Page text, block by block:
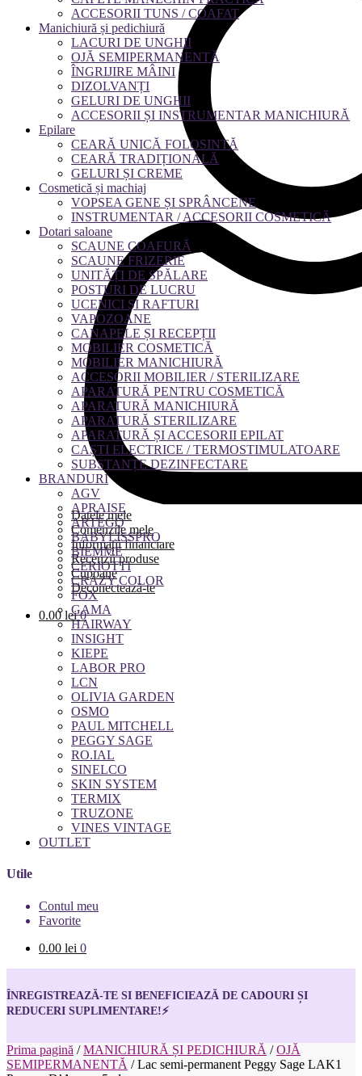
Datele mele
Comenzile mele
Informații financiare
Recenzii produse
Cupoane
Deconectează-te
0.00lei 0
ACCESORII TUNS / COAFAT
Manichiură și pedichiură
LACURI DE UNGHII
OJĂ SEMIPERMANENTĂ
ÎNGRIJIRE MÂINI
DIZOLVANȚI
GELURI DE UNGHII
ACCESORII ȘI INSTRUMENTAR MANICHIURĂ
Epilare
CEARĂ UNICĂ FOLOSINTĂ
CEARĂ TRADIȚIONALĂ
GELURI ȘI CREME
Cosmetică și machiaj
VOPSEA GENE ȘI SPRÂNCENE
INSTRUMENTAR / ACCESORII COSMETICĂ
Dotari saloane
SCAUNE COAFURĂ
SCAUNE FRIZERIE
UNITĂȚI DE SPĂLARE
POSTURI DE LUCRU
UCENICI ȘI RAFTURI
VAPOZOANE
CANAPELE ȘI RECEPȚII
MOBILIER COSMETICĂ
MOBILIER MANICHIURĂ
ACCESORII MOBILIER / STERILIZARE
APARATURĂ PENTRU COSMETICĂ
APARATURĂ MANICHIURĂ
APARATURĂ STERILIZARE
APARATURĂ ȘI ACCESORII EPILAT
CAȘTI ELECTRICE / TERMOSTIMULATOARE
SUBSTANȚE DEZINFECTARE
BRANDURI
AGV
APRAISE
ARTEGO
BABYLISSPRO
BIEMME
CERIOTTI
CRAZY COLOR
FOX
GAMA
HAIRWAY
INSIGHT
KIEPE
LABOR PRO
LCN
OLIVIA GARDEN
OSMO
PAUL MITCHELL
PEGGY SAGE
RO.IAL
SINELCO
SKIN SYSTEM
TERMIX
TRUZONE
VINES VINTAGE
OUTLET
Utile
Contul meu
Favorite
0.00 lei 0
ÎNREGISTREAZĂ-TE SI BENEFICIEAZĂ DE CADOURI ȘI
REDUCERI SUPLIMENTARE!⚡
Prima pagină /MANICHIURĂ ȘI PEDICHIURĂ /OJĂ
SEMIPERMANENTĂ /Lac semi-permanent Peggy Sage LAK1